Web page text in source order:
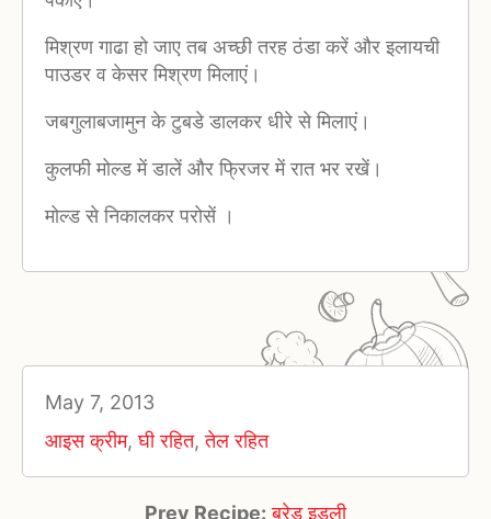
मिश्रण गाढा हो जाए तब अच्छी तरह ठंडा करें और इलायची
पाउडर व केसर मिश्रण मिलाएं।
जबगुलाबजामुन के टुबडे डालकर धीरे से मिलाएं।
कुलफी मोल्ड में डालें और फ्रिजर में रात भर रखें।
मोल्ड से निकालकर परोसें ।
May 7, 2013
आइस क्रीम,घी रहित,तेल रहित
Prev Recipe: ब्रेड इडली